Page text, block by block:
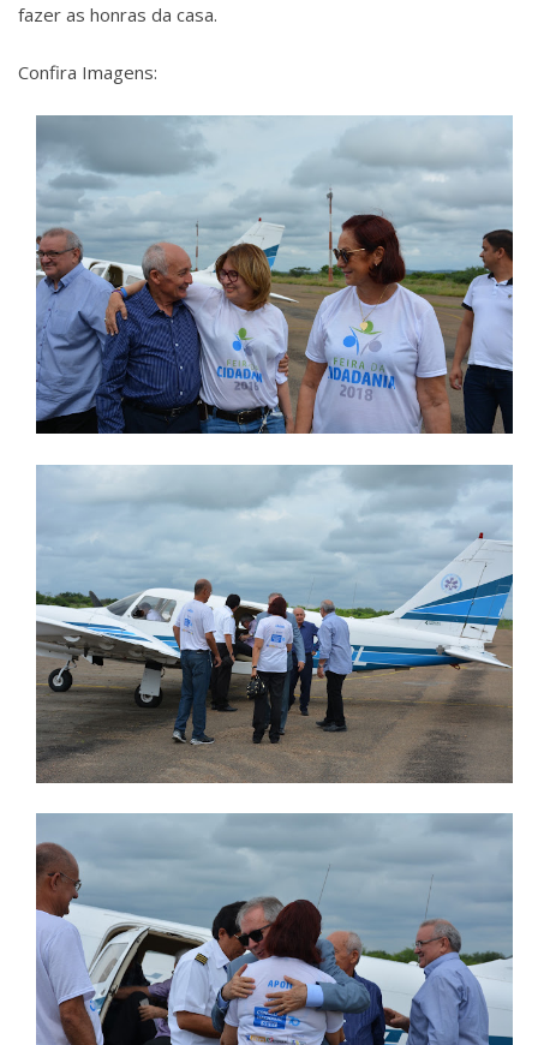
fazer as honras da casa.
Confira Imagens: